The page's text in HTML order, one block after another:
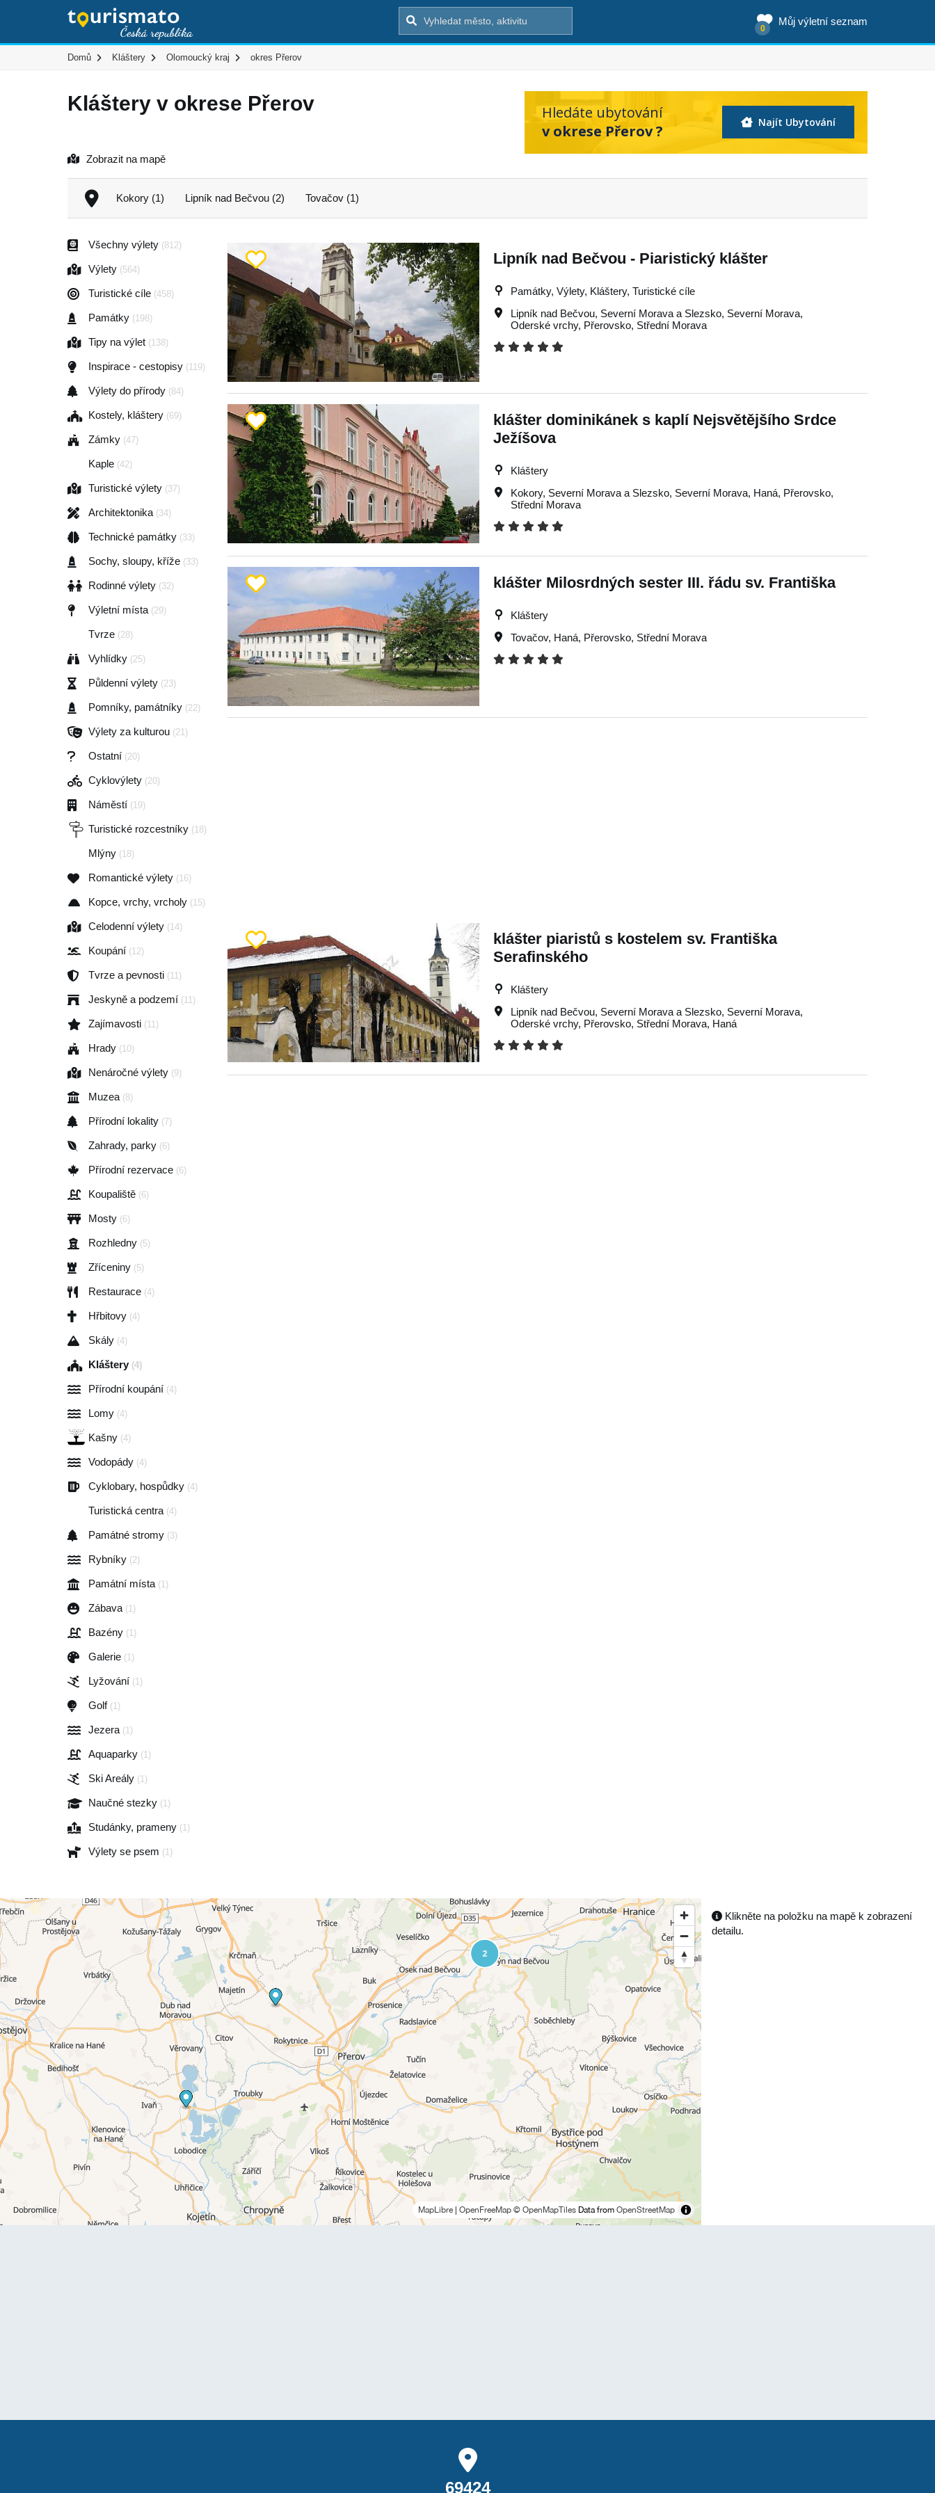
Můj výletní seznam
0
Domů Kláštery Olomoucký kraj okres Přerov
Kláštery v okrese Přerov
Hledáte ubytování
v okrese Přerov ?
Najít Ubytování
Zobrazit na mapě
Kokory (1) Lipník nad Bečvou (2) Tovačov (1)
Všechny výlety (812)
Výlety (564)
Turistické cíle (458)
Památky (198)
Tipy na výlet (138)
Inspirace - cestopisy (119)
Výlety do přírody (84)
Kostely, kláštery (69)
Zámky (47)
Kaple (42)
Turistické výlety (37)
Architektonika (34)
Technické památky (33)
Sochy, sloupy, kříže (33)
Rodinné výlety (32)
Výletní místa (29)
Tvrze (28)
Vyhlídky (25)
Půldenní výlety (23)
Pomníky, památníky (22)
Výlety za kulturou (21)
Ostatní (20)
Cyklovýlety (20)
Náměstí (19)
Turistické rozcestníky (18)
Mlýny (18)
Romantické výlety (16)
Kopce, vrchy, vrcholy (15)
Celodenní výlety (14)
Koupání (12)
Tvrze a pevnosti (11)
Jeskyně a podzemí (11)
Zajímavosti (11)
Hrady (10)
Nenáročné výlety (9)
Muzea (8)
Přírodní lokality (7)
Zahrady, parky (6)
Přírodní rezervace (6)
Koupaliště (6)
Mosty (6)
Rozhledny (5)
Zříceniny (5)
Restaurace (4)
Hřbitovy (4)
Skály (4)
Kláštery (4)
Přírodní koupání (4)
Lomy (4)
Kašny (4)
Vodopády (4)
Cyklobary, hospůdky (4)
Turistická centra (4)
Památné stromy (3)
Rybníky (2)
Památní místa (1)
Zábava (1)
Bazény (1)
Galerie (1)
Lyžování (1)
Golf (1)
Jezera (1)
Aquaparky (1)
Ski Areály (1)
Naučné stezky (1)
Studánky, prameny (1)
Výlety se psem (1)
Lipník nad Bečvou - Piaristický klášter
Památky, Výlety, Kláštery, Turistické cíle
Lipník nad Bečvou, Severní Morava a Slezsko, Severní Morava,
Oderské vrchy, Přerovsko, Střední Morava
klášter dominikánek s kaplí Nejsvětějšího Srdce
Ježíšova
Kláštery
Kokory, Severní Morava a Slezsko, Severní Morava, Haná, Přerovsko,
Střední Morava
klášter Milosrdných sester III. řádu sv. Františka
Kláštery
Tovačov, Haná, Přerovsko, Střední Morava
klášter piaristů s kostelem sv. Františka
Serafinského
Kláštery
Lipník nad Bečvou, Severní Morava a Slezsko, Severní Morava,
Oderské vrchy, Přerovsko, Střední Morava, Haná
MapLibre OpenFreeMap © OpenMapTiles Data from OpenStreetMap
Klikněte na položku na mapě k zobrazení
detailu.
69424